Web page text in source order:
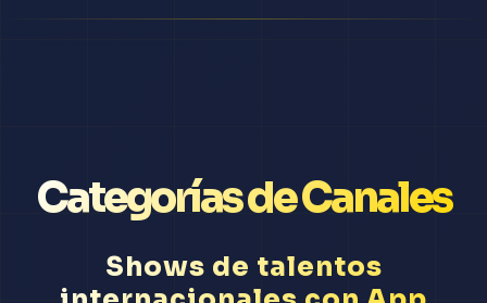
Categorías de Canales
Shows de talentos